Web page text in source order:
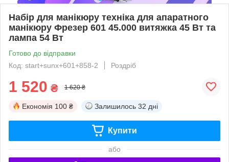
Набір для манікюру техніка для апаратного
манікюру Фрезер 601 45.000 витяжка 45 Вт та
лампа 54 Вт
Готово до відправки
Код: start+sunx+601+858-2
Роздріб
1 520 ₴ 1 620 ₴
Економія 100 ₴ Залишилось 32 дні
Купити
або